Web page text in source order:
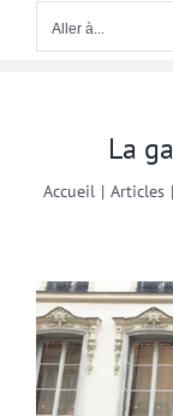
Aller à...
La
Accueil | Articles |